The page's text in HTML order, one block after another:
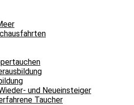
und Neueinsteiger
Taucher